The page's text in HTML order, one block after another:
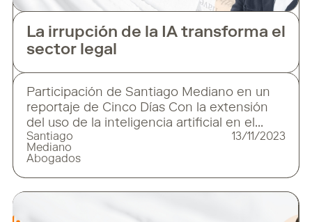
La irrupción de la IA transforma el
sector legal
Participación de Santiago Mediano en un
reportaje de Cinco Días Con la extensión
del uso de la inteligencia artificial en el
mundo del derecho están surgiendo
nuevos roles La inteligencia artificial (IA) ya
Santiago
Mediano
Abogados
13/11/2023